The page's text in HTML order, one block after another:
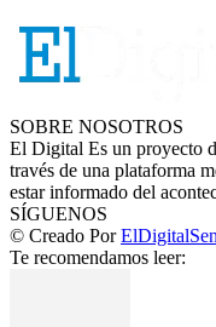
SOBRE NOSOTROS
El Digital Es un proyecto
través de una plataforma
estar informado del
SÍGUENOS
© Creado Por
Te recomendamos leer: